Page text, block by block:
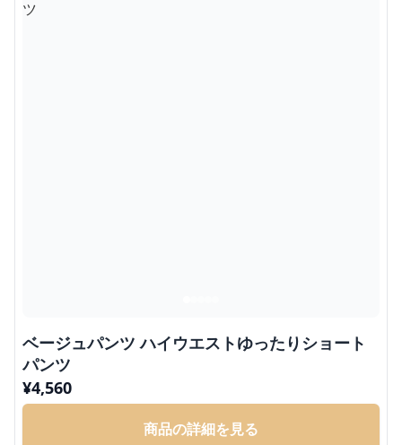
ベージュパンツ ハイウエストゆったりショート
パンツ
¥4,560
商品の詳細を見る